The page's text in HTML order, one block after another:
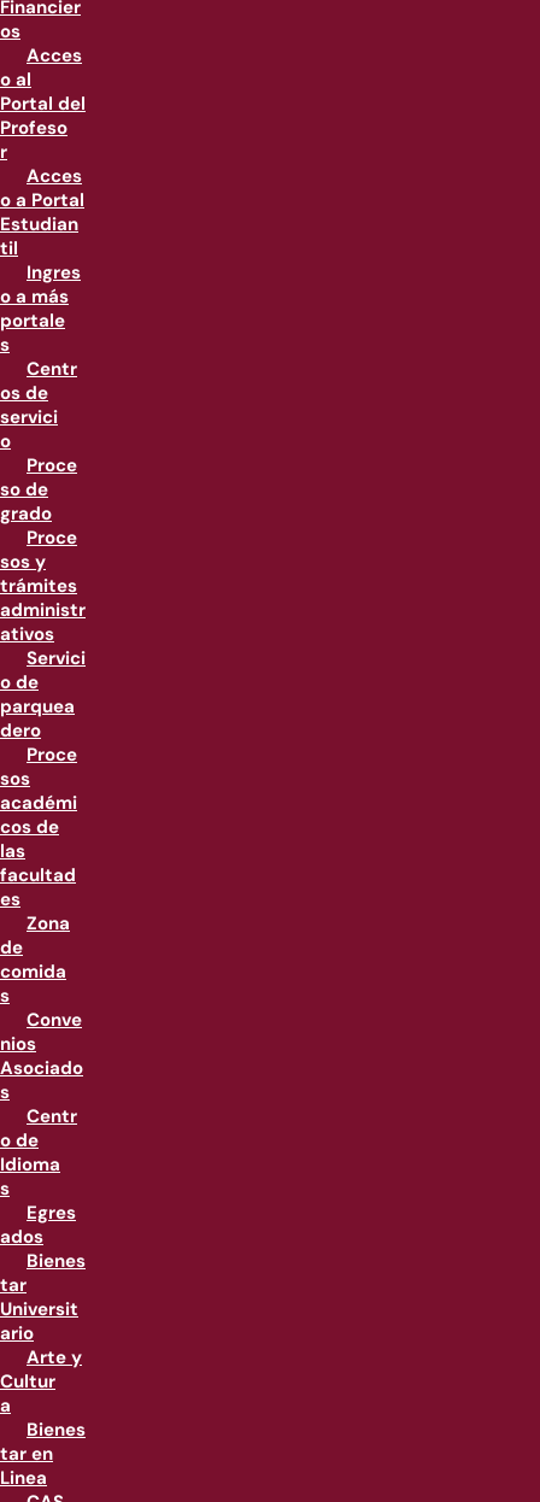
Financier
os
Acces
o al
Portal del
Profeso
r
Acces
o a Portal
Estudian
til
Ingres
o a más
portale
s
Centr
os de
servici
o
Proce
so de
grado
Proce
sos y
trámites
administr
ativos
Servici
o de
parquea
dero
Proce
sos
académi
cos de
las
facultad
es
Zona
de
comida
s
Conve
nios
Asociado
s
Centr
o de
Idioma
s
Egres
ados
Bienes
tar
Universit
ario
Arte y
Cultur
a
Bienes
tar en
Linea